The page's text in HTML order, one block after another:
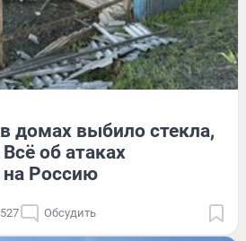
домах выбило стекла,
об атаках
на Россию
527 Обсудить